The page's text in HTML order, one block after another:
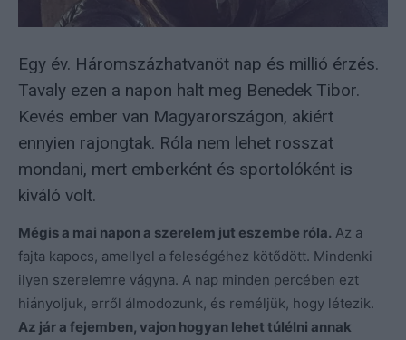
Egy év. Háromszázhatvanöt nap és millió érzés.
Tavaly ezen a napon halt meg Benedek Tibor.
Kevés ember van Magyarországon, akiért
ennyien rajongtak. Róla nem lehet rosszat
mondani, mert emberként és sportolóként is
kiváló volt.
Mégis a mai napon a szerelem jut eszembe róla. Az a
fajta kapocs, amellyel a feleségéhez kötődött. Mindenki
ilyen szerelemre vágyna. A nap minden percében ezt
hiányoljuk, erről álmodozunk, és reméljük, hogy létezik.
Az jár a fejemben, vajon hogyan lehet túlélni annak